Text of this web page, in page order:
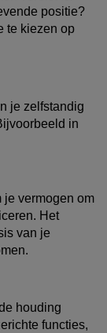
positie?
te kiezen op
je zelfstandig
in
je vermogen om
Het
van je
houding
functies,